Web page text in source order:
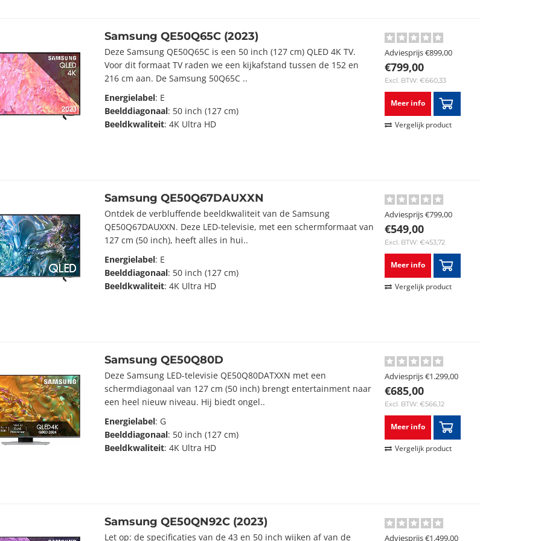
Samsung QE50Q65C (2023)
Deze Samsung QE50Q65C is een 50 inch (127 cm) QLED 4K TV.
Voor dit formaat TV raden we een kijkafstand tussen de 152 en
216 cm aan. De Samsung 50Q65C ..
Energielabel: E
Beelddiagonaal: 50 inch (127 cm)
Beeldkwaliteit: 4K Ultra HD
Adviesprijs€899,00
€799,00
Excl. BTW: €660,33
Meer info
Vergelijk product
Samsung QE50Q67DAUXXN
Ontdek de verbluffende beeldkwaliteit van de Samsung
QE50Q67DAUXXN. Deze LED-televisie, met een schermformaat van
127 cm (50 inch), heeft alles in hui..
Energielabel: E
Beelddiagonaal: 50 inch (127 cm)
Beeldkwaliteit: 4K Ultra HD
Adviesprijs€799,00
€549,00
Excl. BTW: €453,72
Meer info
Vergelijk product
Samsung QE50Q80D
Deze Samsung LED-televisie QE50Q80DATXXN met een
schermdiagonaal van 127 cm (50 inch) brengt entertainment naar
een heel nieuw niveau. Hij biedt ongel..
Energielabel: G
Beelddiagonaal: 50 inch (127 cm)
Beeldkwaliteit: 4K Ultra HD
Adviesprijs€1.299,00
€685,00
Excl. BTW: €566,12
Meer info
Vergelijk product
Samsung QE50QN92C (2023)
Let op: de specificaties van de 43 en 50 inch wijken af van de Adviesprijs€1.499,00